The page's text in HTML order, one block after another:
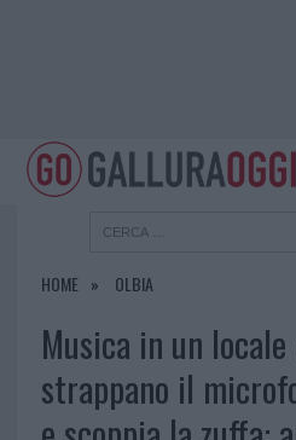
HOME OLBIA
Musica in un
strappano il